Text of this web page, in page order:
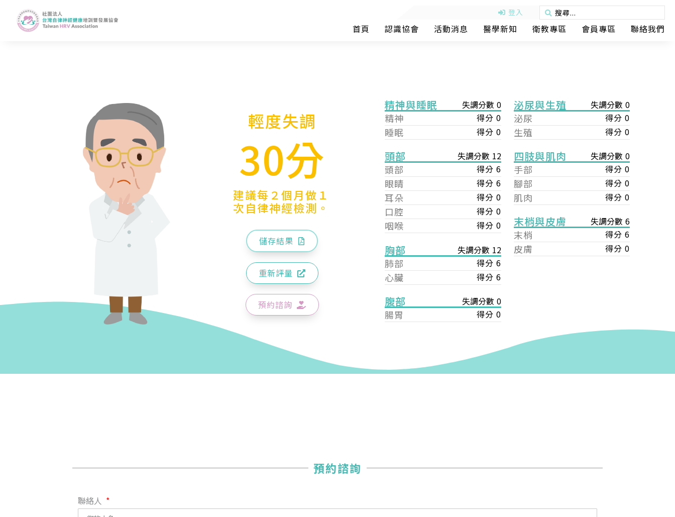
登入
首頁 認識協會 活動消息 醫學新知 衛教專區 會員專區 聯絡我們
輕度失調
30分
建議每２個月做１
次自律神經檢測。
儲存結果
重新評量
預約諮詢
精神與睡眠 失調分數 0
精神 得分 0
睡眠 得分 0
頭部 失調分數 12
頭部 得分 6
眼睛 得分 6
耳朵 得分 0
口腔 得分 0
咽喉 得分 0
胸部 失調分數 12
肺部 得分 6
心臟 得分 6
腹部 失調分數 0
腸胃 得分 0
泌尿與生殖 失調分數 0
泌尿 得分 0
生殖 得分 0
四肢與肌肉 失調分數 0
手部 得分 0
腳部 得分 0
肌肉 得分 0
末梢與皮膚 失調分數 6
末梢 得分 6
皮膚 得分 0
預約諮詢
聯絡人
您好，您的會員申請，已成功送出，經本協會理事會審核
【會費】